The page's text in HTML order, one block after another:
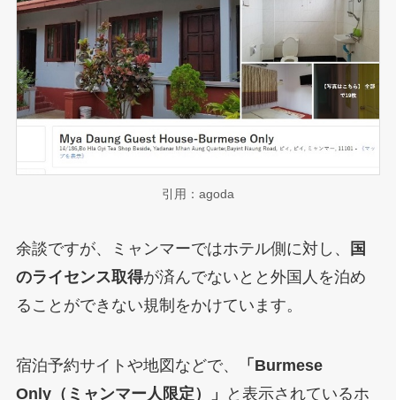
引用：agoda
余談ですが、ミャンマーではホテル側に対し、
国
のライセンス取得が済んでないとと外国人を泊め
ることができない規制をかけています。
宿泊予約サイトや地図などで、
「Burmese
Only（ミャンマー人限定）」
と表示されているホ